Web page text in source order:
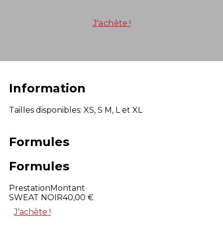
J'achète !
Information
Tailles disponibles: XS, S M, L et XL
Formules
Formules
PrestationMontant
SWEAT NOIR40,00 €
J'achète !